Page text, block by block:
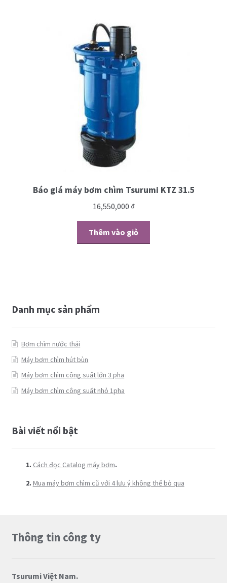
Báo giá máy bơm chìm Tsurumi KTZ 31.5
16,550,000 ₫
Thêm vào giỏ
Danh mục sản phẩm
Bơm chìm nước thải
Máy bơm chìm hút bùn
Máy bơm chìm công suất lớn 3 pha
Máy bơm chìm công suất nhỏ 1pha
Bài viết nổi bật
Cách đọc Catalog máy bơm.
Mua máy bơm chìm cũ với 4 lưu ý không thể bỏ qua
Thông tin công ty
Tsurumi Việt Nam.